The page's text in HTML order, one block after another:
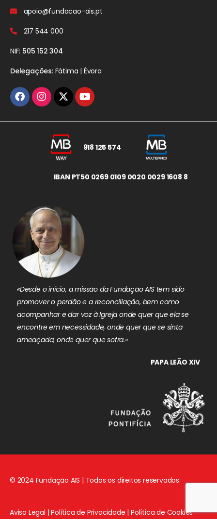
apoio@fundacao-ais.pt
217 544 000
NIF: 505 152 304
Delegações:Fátima | Évora
918 125 574
IBAN PT50 0269 0109 0020 0029 1608 8
«Desde o início, a missão da Fundação AIS tem sido
promover o perdão e a reconciliação, bem como
acompanhar e dar voz à Igreja onde quer que ela se
encontre em necessidade, onde quer que se sinta
ameaçada, onde quer que sofra.»
PAPA LEÃO XIV
© 2024 Fundação AIS | Todos os direitos reservados.
Aviso Legal |Política de Privacidade |Política de Cookies